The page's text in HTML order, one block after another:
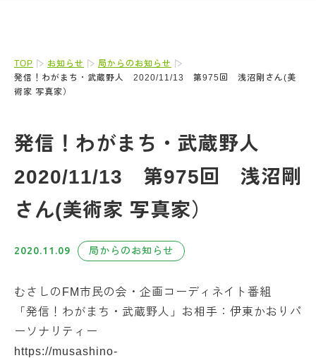
TOP お知らせ
局からのお知らせ
発信！わがまち・武蔵野人 2020/11/13 第975回 浅沼剛さん(美
術家 写真家）
発信！わがまち・武蔵野人
2020/11/13 第975回 浅沼剛
さん(美術家 写真家）
2020.11.09 局からのお知らせ
むさしのFM市民の会・企画コーディネイト番組
「発信！わがまち・武蔵野人」お相手：伊東かおりパ
ーソナリティー
https://musashino-